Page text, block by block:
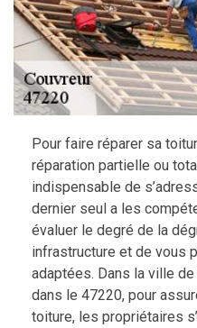
Pour faire réparer sa
réparation partielle ou
indispensable de
dernier seul a les
évaluer le degré de la
infrastructure et de vous
adaptées. Dans la ville
dans le 47220, pour
toiture, les propriétaires